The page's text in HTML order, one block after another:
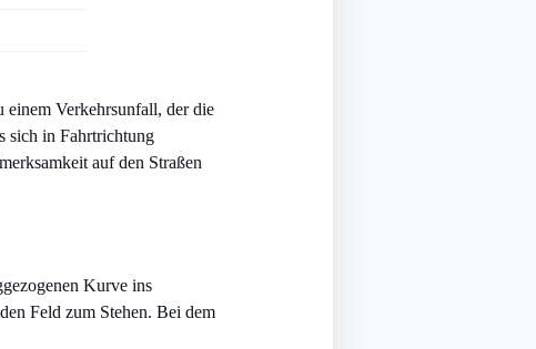
einem Verkehrsunfall, der die
sich in Fahrtrichtung
auf den Straßen
Kurve ins
Feld zum Stehen. Bei dem